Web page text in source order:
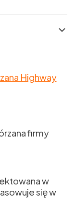
Highway
firmy
w
się w